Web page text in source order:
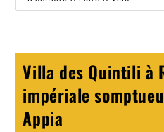
Villa des Quintili à
impériale
Appia